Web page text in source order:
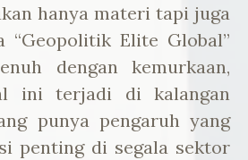
hanya materi tapi juga
Elite Global”
dengan kemurkaan,
ini terjadi di kalangan
punya pengaruh yang
penting di segala sektor